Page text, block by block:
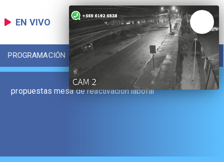
EN VIVO
PROGRAMACIÓN LOCAL DEPORTES
propuestas mesa de reactivación laboral